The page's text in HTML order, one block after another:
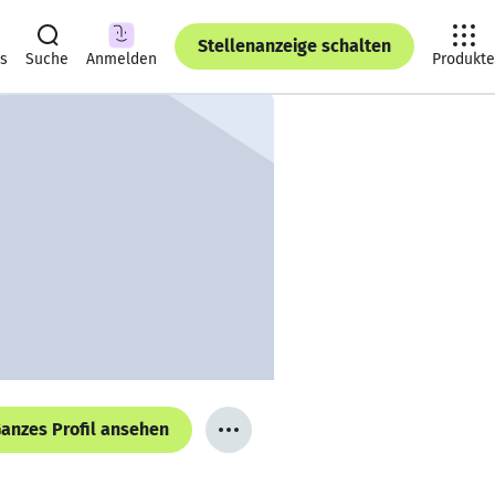
Suche Anmelden
Stellenanzeige schalten
Produkte
Profil ansehen